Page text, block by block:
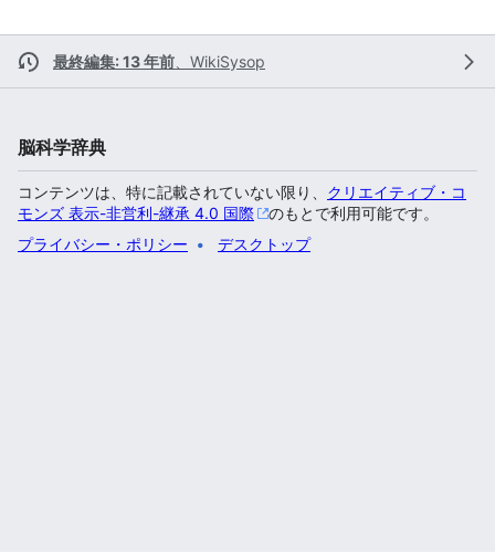
最終編集: 13 年前 WikiSysop
脳科学辞典
コンテンツは、特に記載されていない限り、 クリエイティブ・コ
モンズ 表示-非営利-継承 4.0 国際
のもとで利用可能です。
プライバシー・ポリシー
デスクトップ